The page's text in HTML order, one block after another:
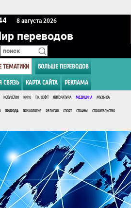
8 августа 2026
переводов
ТЕМАТИКИ БОЛЬШЕ ПЕРЕВОДОВ
СВЯЗЬ КАРТА САЙТА РЕКЛАМА
ИСКУССТВО КИНО ПК, СОФТ ЛИТЕРАТУРА МЕДИЦИНА МУЗЫКА
ПРИРОДА ПСИХОЛОГИЯ РЕЛИГИЯ СПОРТ СТРАНЫ СТРОИТЕЛЬСТВО